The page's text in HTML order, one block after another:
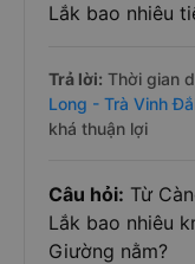
Lắk bao nhiêu
Trả lời: Thời gian
Long - Trà Vinh
khá thuận lợi
Câu hỏi: Từ
Lắk bao nhiêu
Giường nằm?